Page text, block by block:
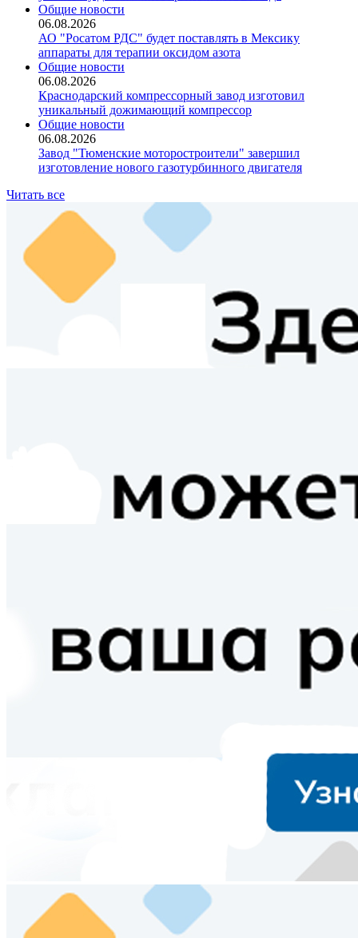
Общие новости
06.08.2026
АО "Росатом РДС" будет поставлять в Мексику
аппараты для терапии оксидом азота
Общие новости
06.08.2026
Краснодарский компрессорный завод изготовил
уникальный дожимающий компрессор
Общие новости
06.08.2026
Завод "Тюменские моторостроители" завершил
изготовление нового газотурбинного двигателя
Читать все